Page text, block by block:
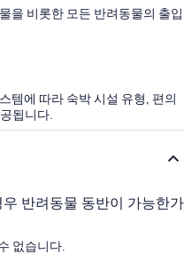
을 비롯한 모든 반려동물의 출입
템에 따라 숙박 시설 유형, 편의
됩니다.
반려동물 동반이 가능한가
없습니다.